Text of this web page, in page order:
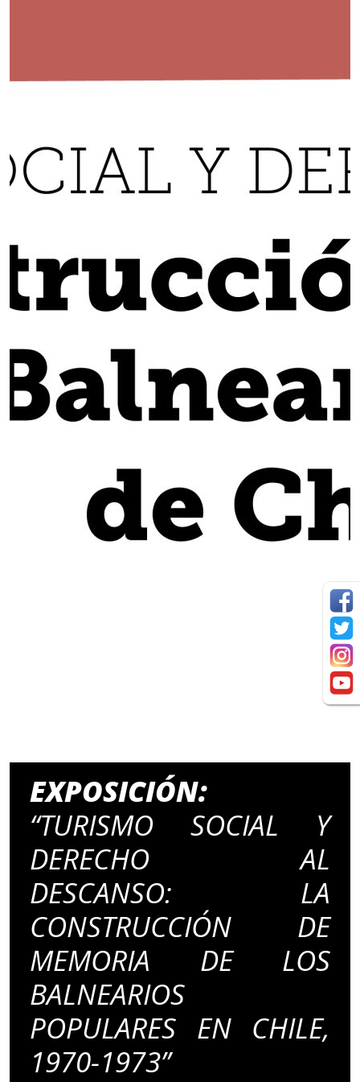
EXPOSICIÓN:
“TURISMO SOCIAL Y
DERECHO AL
DESCANSO: LA
CONSTRUCCIÓN DE
MEMORIA DE LOS
BALNEARIOS
POPULARES EN CHILE,
1970-1973”